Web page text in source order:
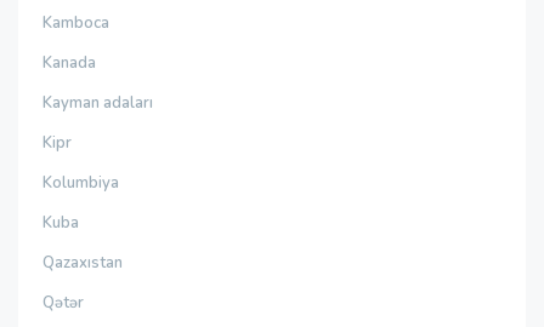
Kamboca
Kanada
Kayman adaları
Kipr
Kolumbiya
Kuba
Qazaxıstan
Qətər